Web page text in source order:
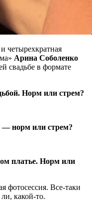
четырехкратная
Арина Соболенко
свадьбе в формате
Норм или стрем?
— норм или стрем?
платье. Норм или
фотосессия. Все-таки
какой-то.